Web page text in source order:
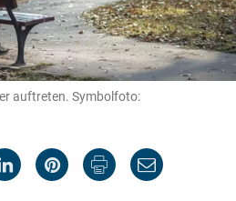
auftreten. Symbolfoto: